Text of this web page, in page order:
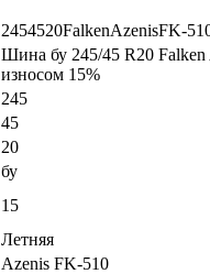
2454520FalkenAzenisFK-
Шина бу 245/45 R20 Falken
износом 15%
245
45
20
бу
15
Летняя
Azenis FK-510